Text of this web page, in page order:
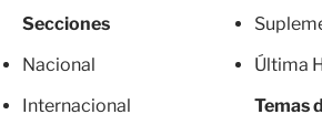
Secciones
Nacional
Internacional
Última
Temas